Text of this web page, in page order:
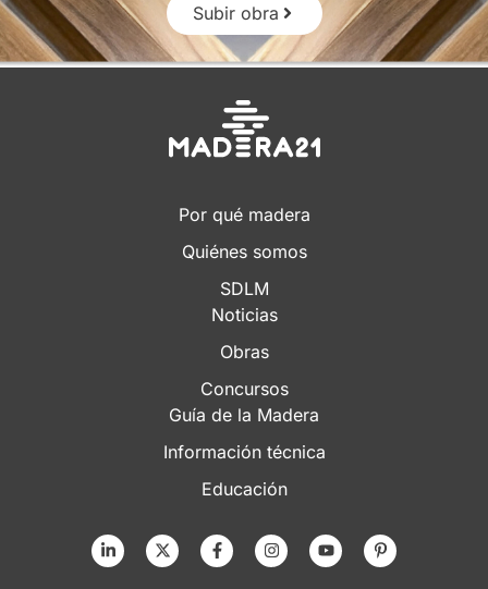
Subir obra
Por qué madera
Quiénes somos
SDLM
Noticias
Obras
Concursos
Guía de la Madera
Información técnica
Educación